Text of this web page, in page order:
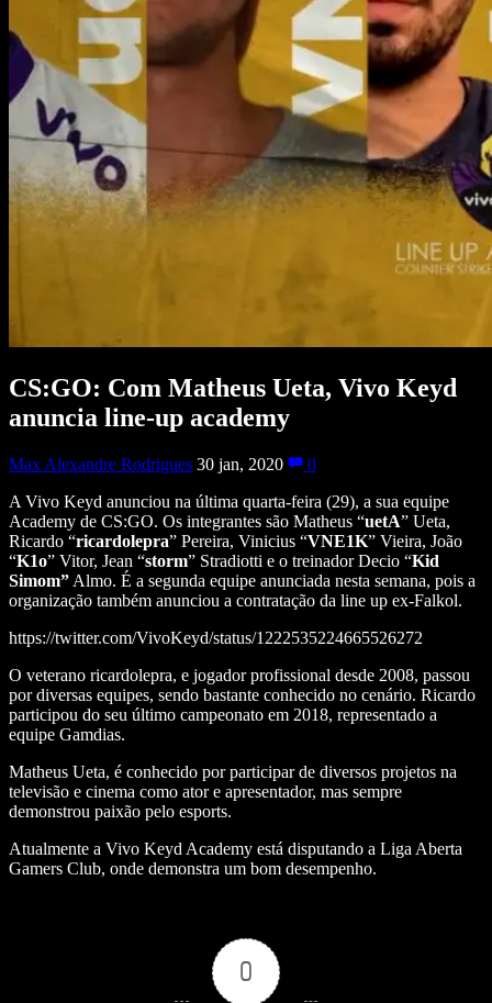
CS:GO: Com Matheus Ueta, Vivo Keyd
anuncia line-up academy
Max Alexandre Rodrigues 30 jan, 2020
0
A Vivo Keyd anunciou na última quarta-feira (29), a sua equipe
Academy de CS:GO. Os integrantes são Matheus “uetA” Ueta,
Ricardo “ricardolepra” Pereira, Vinicius “VNE1K” Vieira, João
“K1o” Vitor, Jean “storm” Stradiotti e o treinador Decio “Kid
Simom” Almo. É a segunda equipe anunciada nesta semana, pois a
organização também anunciou a contratação da line up ex-Falkol.
https://twitter.com/VivoKeyd/status/1222535224665526272
O veterano ricardolepra, e jogador profissional desde 2008, passou
por diversas equipes, sendo bastante conhecido no cenário. Ricardo
participou do seu último campeonato em 2018, representado a
equipe Gamdias.
Matheus Ueta, é conhecido por participar de diversos projetos na
televisão e cinema como ator e apresentador, mas sempre
demonstrou paixão pelo esports.
Atualmente a Vivo Keyd Academy está disputando a Liga Aberta
Gamers Club, onde demonstra um bom desempenho.
0